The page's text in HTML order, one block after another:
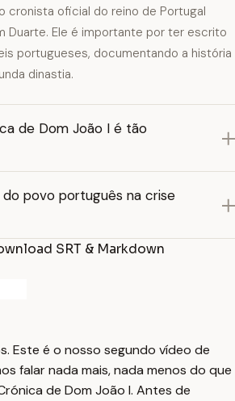
cronista oficial do reino de Portugal
Duarte. Ele é importante por ter escrito
portugueses, documentando a história
dinastia.
de Dom João I é tão
povo português na crise
SRT & Markdown
Este é o nosso segundo vídeo de
falar nada mais, nada menos do que
de Dom João I. Antes de